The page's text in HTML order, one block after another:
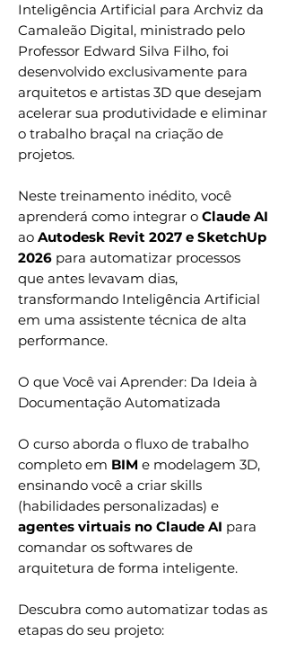
Inteligência Artificial para Archviz da
Camaleão Digital, ministrado pelo
Professor Edward Silva Filho, foi
desenvolvido exclusivamente para
arquitetos e artistas 3D que desejam
acelerar sua produtividade e eliminar
o trabalho braçal na criação de
projetos.
Neste treinamento inédito, você
aprenderá como integrar o Claude AI
ao Autodesk Revit 2027 e SketchUp
2026 para automatizar processos
que antes levavam dias,
transformando Inteligência Artificial
em uma assistente técnica de alta
performance.
O que Você vai Aprender: Da Ideia à
Documentação Automatizada
O curso aborda o fluxo de trabalho
completo em BIM e modelagem 3D,
ensinando você a criar skills
(habilidades personalizadas) e
agentes virtuais no Claude AI para
comandar os softwares de
arquitetura de forma inteligente.
Descubra como automatizar todas as
etapas do seu projeto: